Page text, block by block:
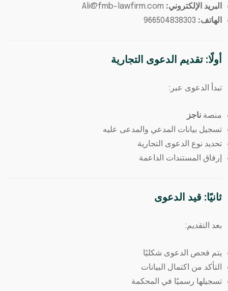
البريد الإلكتروني: Ali@fmb-lawfirm.com
الهاتف:
أولًا: تقديم الدعوى التجارية
تبدأ الدعوى عبر:
منصة ناجز
تسجيل بيانات المدعي والمدعى عليه
تحديد نوع الدعوى التجارية
إرفاق المستندات الداعمة
ثانيًا: قيد الدعوى
بعد التقديم:
يتم فحص الدعوى شكليًا
التأكد من اكتمال البيانات
تسجيلها رسميًا في المحكمة